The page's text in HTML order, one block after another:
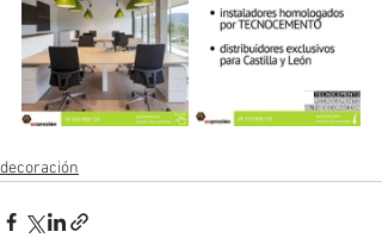
decoración